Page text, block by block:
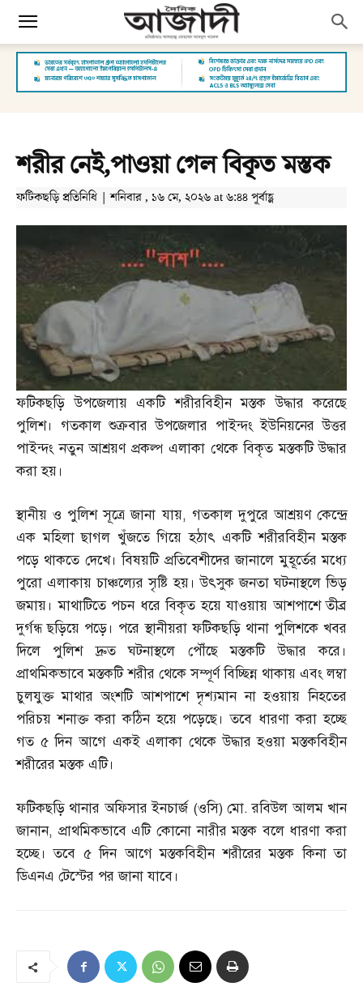
শরীর নেই,পাওয়া গেল বিকৃত মস্তক
ফটিকছড়ি প্রতিনিধি | শনিবার , ১৬ মে, ২০২৬ at ৬:৪৪ পূর্বাহ্ণ
ফটিকছড়ি উপজেলায় একটি শরীরবিহীন মস্তক উদ্ধার করেছে
পুলিশ। গতকাল শুক্রবার উপজেলার পাইন্দং ইউনিয়নের উত্তর
পাইন্দং নতুন আশ্রয়ণ প্রকল্প এলাকা থেকে বিকৃত মস্তকটি উদ্ধার
করা হয়।
স্থানীয় ও পুলিশ সূত্রে জানা যায়, গতকাল দুপুরে আশ্রয়ণ কেন্দ্রে
এক মহিলা ছাগল খুঁজতে গিয়ে হঠাৎ একটি শরীরবিহীন মস্তক
পড়ে থাকতে দেখে। বিষয়টি প্রতিবেশীদের জানালে মুহূর্তের মধ্যে
পুরো এলাকায় চাঞ্চল্যের সৃষ্টি হয়। উৎসুক জনতা ঘটনাস্থলে ভিড়
জমায়। মাথাটিতে পচন ধরে বিকৃত হয়ে যাওয়ায় আশপাশে তীব্র
দুর্গন্ধ ছড়িয়ে পড়ে। পরে স্থানীয়রা ফটিকছড়ি থানা পুলিশকে খবর
দিলে পুলিশ দ্রুত ঘটনাস্থলে পৌঁছে মস্তকটি উদ্ধার করে।
প্রাথমিকভাবে মস্তকটি শরীর থেকে সম্পূর্ণ বিচ্ছিন্ন থাকায় এবং লম্বা
চুলযুক্ত মাথার অংশটি আশপাশে দৃশ্যমান না হওয়ায় নিহতের
পরিচয় শনাক্ত করা কঠিন হয়ে পড়েছে। তবে ধারণা করা হচ্ছে
গত ৫ দিন আগে একই এলাকা থেকে উদ্ধার হওয়া মস্তকবিহীন
শরীরের মস্তক এটি।
ফটিকছড়ি থানার অফিসার ইনচার্জ (ওসি) মো.রবিউল আলম খান
জানান, প্রাথমিকভাবে এটি কোনো নারীর মস্তক বলে ধারণা করা
হচ্ছে। তবে ৫ দিন আগে মস্তকবিহীন শরীরের মস্তক কিনা তা
ডিএনএ টেস্টের পর জানা যাবে।